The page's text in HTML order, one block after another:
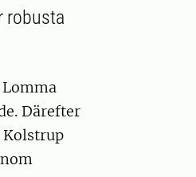
robusta
Därefter
Kolstrup